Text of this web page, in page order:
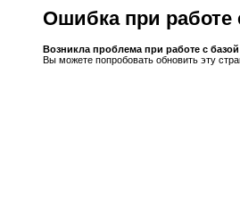
Ошибка при работе
Возникла проблема при работе с
Вы можете попробовать обновить эту